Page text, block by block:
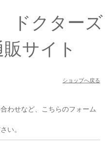
ドクターズ
サイト
ショップへ戻る
わせなど、こちらのフォーム
い。